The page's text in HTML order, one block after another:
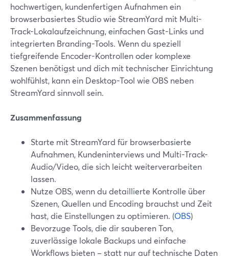
hochwertigen, kundenfertigen Aufnahmen ein
browserbasiertes Studio wie StreamYard mit Multi-
Track-Lokalaufzeichnung, einfachen Gast-Links und
integrierten Branding-Tools. Wenn du speziell
tiefgreifende Encoder-Kontrollen oder komplexe
Szenen benötigst und dich mit technischer Einrichtung
wohlfühlst, kann ein Desktop-Tool wie OBS neben
StreamYard sinnvoll sein.
Zusammenfassung
Starte mit StreamYard für browserbasierte
Aufnahmen, Kundeninterviews und Multi-Track-
Audio/Video, die sich leicht weiterverarbeiten
lassen.
Nutze OBS, wenn du detaillierte Kontrolle über
Szenen, Quellen und Encoding brauchst und Zeit
hast, die Einstellungen zu optimieren. (OBS)
Bevorzuge Tools, die dir sauberen Ton,
zuverlässige lokale Backups und einfache
Workflows bieten – statt nur auf technische Daten